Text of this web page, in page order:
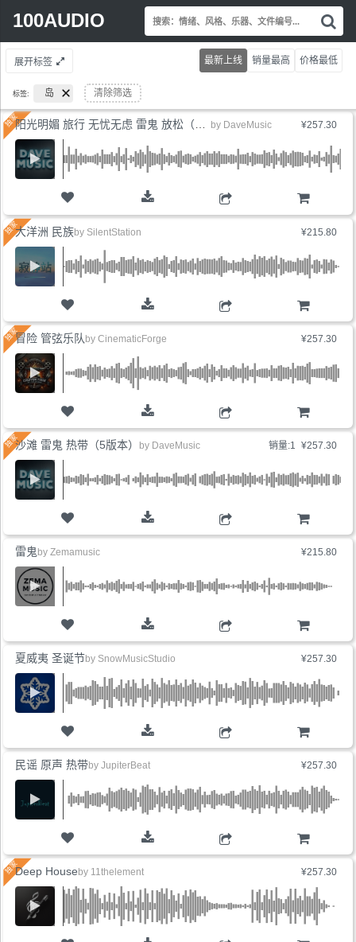
100AUDIO
Search
索
情
绪
乐
文
件
展开标签
标签: 岛 清除筛选
最新上线 销量最高 价格最低
¥257.30
by DaveMusic
¥215.80
购物车
大洋洲 民族by SilentStation
¥257.30
购物车
冒险 管弦乐队 by CinematicForge
销量:1 ¥257.30
购物车
沙滩 雷鬼 热带（5版本） by DaveMusic
¥215.80
购物车
雷鬼 by Zemamusic
¥257.30
购物车
夏威夷 圣诞节by SnowMusicStudio
¥257.30
购物车
民谣 原声 热带by JupiterBeat
¥257.30
Deep House by 11thelement